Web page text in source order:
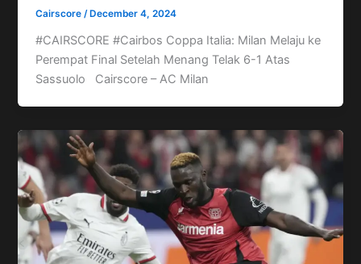
Cairscore/ December 4, 2024
#CAIRSCORE #Cairbos Coppa Italia: Milan Melaju ke
Perempat Final Setelah Menang Telak 6-1 Atas
Sassuolo Cairscore – AC Milan